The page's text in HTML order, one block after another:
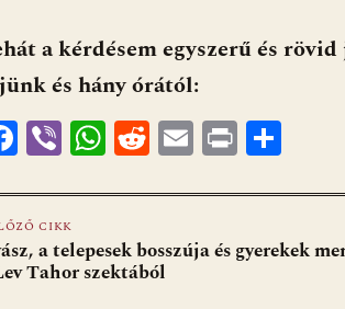
a kérdésem egyszerű és
és hány órától:
F
e
b
o
Vi
er
W
at
s
A
R
d
di
t
E
ai
l
Pr
t za
m
CIKK
a telepesek bosszúja és gyerekek
Tahor szektából